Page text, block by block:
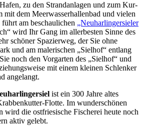
zu den Strandanlagen und zum Kur-
mit dem Meerwasserhallenbad und vielen
am beschaulichen „Neuharlingersieler
wird Ihr Gang im allerbesten Sinne des
schöner Spazierweg, der Sie ohne
und am malerischen „Sielhof“ entlang
noch den Vorgarten des „Sielhof“ und
mit einem kleinen Schlenker
angelangt.
ist ein 300 Jahre altes
Flotte. Im wunderschönen
wird die ostfriesische Fischerei heute noch
aktiv gelebt.